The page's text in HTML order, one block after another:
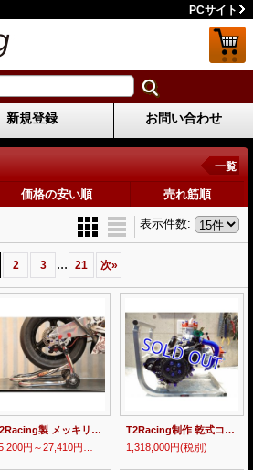
PCサイト
新規登録 お問い合わせ
一覧
価格の安い順 売れ筋順
表示件数:
2 3 ... 21 次»
T2Racing製 メッキリアスタンド 【 mini bike 】
T2Racing制作 乾式コンプリートエンジン 【 MC21 】
1,318,000円(税別)